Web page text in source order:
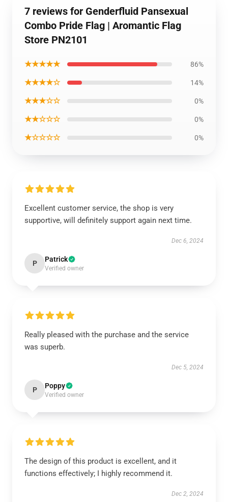
7 reviews for Genderfluid Pansexual
Combo Pride Flag | Aromantic Flag
Store PN2101
★★★★★ 86%
★★★★☆ 14%
★★★☆☆ 0%
★★☆☆☆ 0%
★☆☆☆☆ 0%
Excellent customer service, the shop is very
supportive, will definitely support again next time.
Dec 6, 2024
P Patrick
Verified owner
Really pleased with the purchase and the service
was superb.
Dec 5, 2024
P Poppy
Verified owner
The design of this product is excellent, and it
functions effectively; I highly recommend it.
Dec 2, 2024